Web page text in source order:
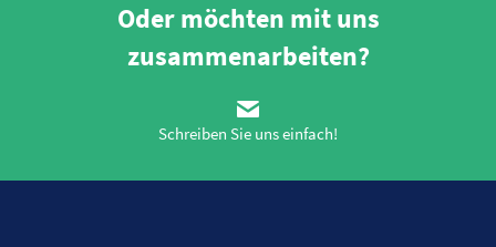
Oder möchten mit uns
zusammenarbeiten?
Schreiben Sie uns einfach!